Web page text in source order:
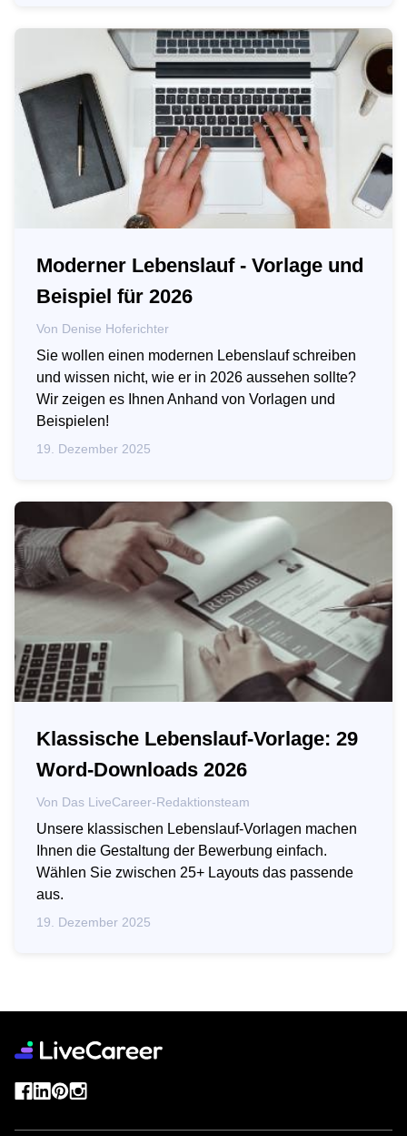
Moderner Lebenslauf - Vorlage und
Beispiel für 2026
Von Denise Hoferichter
Sie wollen einen modernen Lebenslauf schreiben
und wissen nicht, wie er in 2026 aussehen sollte?
Wir zeigen es Ihnen Anhand von Vorlagen und
Beispielen!
19. Dezember 2025
Klassische Lebenslauf-Vorlage: 29
Word-Downloads 2026
Von Das LiveCareer-Redaktionsteam
Unsere klassischen Lebenslauf-Vorlagen machen
Ihnen die Gestaltung der Bewerbung einfach.
Wählen Sie zwischen 25+ Layouts das passende
aus.
19. Dezember 2025